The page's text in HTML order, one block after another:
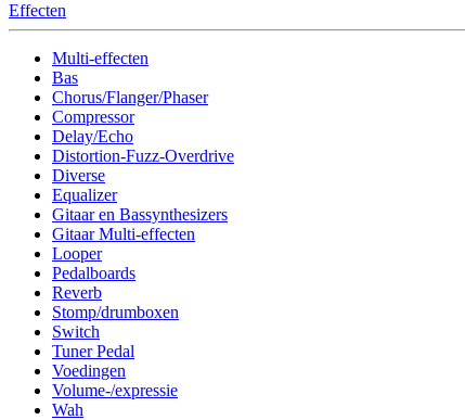
Effecten
Multi-effecten
Bas
Chorus/Flanger/Phaser
Compressor
Delay/Echo
Distortion-Fuzz-Overdrive
Diverse
Equalizer
Gitaar en Bassynthesizers
Gitaar Multi-effecten
Looper
Pedalboards
Reverb
Stomp/drumboxen
Switch
Tuner Pedal
Voedingen
Volume-/expressie
Wah